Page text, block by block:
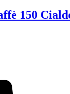
150